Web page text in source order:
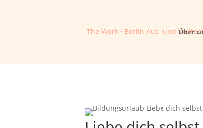
The Work • Berlin Aus- undÜber